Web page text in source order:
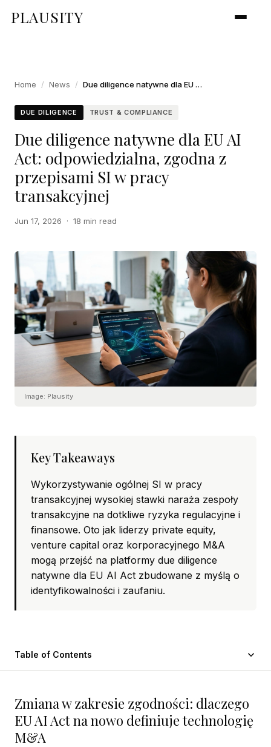
PLAUSITY
Home / News / Due diligence natywne dla EU AI Act: odpowiedzialna, zgodna z przepisami SI w pracy transakcyjnej
DUE DILIGENCE TRUST & COMPLIANCE
Due diligence natywne dla EU AI
Act: odpowiedzialna, zgodna z
przepisami SI w pracy
transakcyjnej
Jun 17, 2026 · 18 min read
Image: Plausity
Key Takeaways
Wykorzystywanie ogólnej SI w pracy
transakcyjnej wysokiej stawki naraża zespoły
transakcyjne na dotkliwe ryzyka regulacyjne i
finansowe. Oto jak liderzy private equity,
venture capital oraz korporacyjnego M&A
mogą przejść na platformy due diligence
natywne dla EU AI Act zbudowane z myślą o
identyfikowalności i zaufaniu.
Table of Contents
Zmiana w zakresie zgodności: dlaczego
EU AI Act na nowo definiuje technologię
M&A